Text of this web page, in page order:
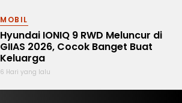
MOBIL
Hyundai IONIQ 9 RWD Meluncur di
GIIAS 2026, Cocok Banget Buat
Keluarga
6 Hari yang lalu